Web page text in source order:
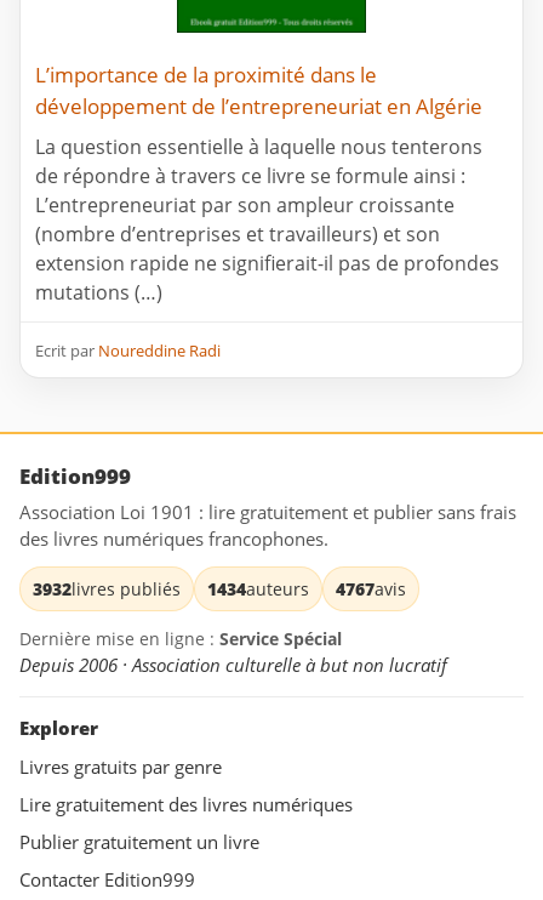
L’importance de la proximité dans le
développement de l’entrepreneuriat en Algérie
La question essentielle à laquelle nous tenterons
de répondre à travers ce livre se formule ainsi :
L’entrepreneuriat par son ampleur croissante
(nombre d’entreprises et travailleurs) et son
extension rapide ne signifierait-il pas de profondes
mutations (…)
Ecrit par Noureddine Radi
Edition999
Association Loi 1901 : lire gratuitement et publier sans frais
des livres numériques francophones.
3932livres publiés 1434auteurs 4767avis
Dernière mise en ligne : Service Spécial
Depuis 2006 · Association culturelle à but non lucratif
Explorer
Livres gratuits par genre
Lire gratuitement des livres numériques
Publier gratuitement un livre
Contacter Edition999